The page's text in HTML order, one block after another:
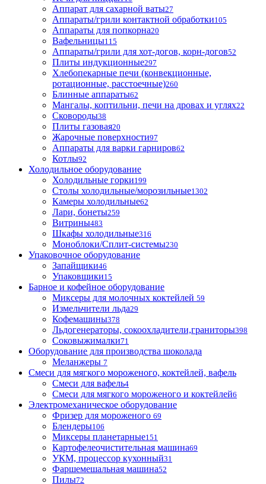
Аппарат для сахарной ваты27
Аппараты/грили контактной обработки105
Аппараты для попкорна20
Вафельницы115
Аппараты/грили для хот-догов, корн-догов52
Плиты индукционные297
Хлебопекарные печи (конвекционные,
ротационные, расстоечные)260
Блинные аппараты62
Мангалы, коптильни, печи на дровах и углях22
Сковороды38
Плиты газовая20
Жарочные поверхности97
Аппараты для варки гарниров62
Котлы92
Холодильное оборудование
Холодильные горки199
Столы холодильные/морозильные1302
Камеры холодильные62
Лари, бонеты259
Витрины483
Шкафы холодильные316
Моноблоки/Сплит-системы230
Упаковочное оборудование
Запайщики46
Упаковщики15
Барное и кофейное оборудование
Миксеры для молочных коктейлей 59
Измельчители льда29
Кофемашины378
Льдогенераторы, сокоохладители,граниторы398
Соковыжималки71
Оборудование для производства шоколада
Меланжеры 7
Смеси для мягкого мороженого, коктейлей, вафель
Смеси для вафель4
Смеси для мягкого мороженого и коктейлей6
Электромеханическое оборудование
Фризер для мороженого 69
Блендеры106
Миксеры планетарные151
Картофелеочистительная машина69
УКМ, процессор кухонный31
Фаршемешальная машина52
Пилы72